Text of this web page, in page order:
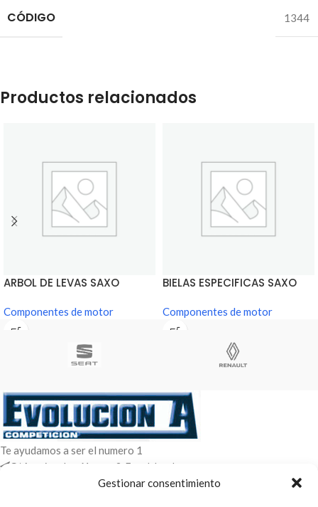
Gestionar consentimiento
CÓDIGO 1344
Productos relacionados
ARBOL DE LEVAS SAXO
Componentes de motor
BIELAS ESPECIFICAS SAXO
Componentes de motor
Te ayudamos a ser el numero 1
C/ Arquimedes 61 nave 2. Fuenlabrada
WhatsApp +34 670604426